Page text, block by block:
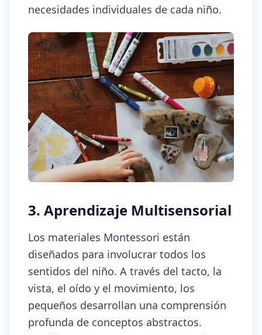
necesidades individuales de cada niño.
3. Aprendizaje Multisensorial
Los materiales Montessori están
diseñados para involucrar todos los
sentidos del niño. A través del tacto, la
vista, el oído y el movimiento, los
pequeños desarrollan una comprensión
profunda de conceptos abstractos.